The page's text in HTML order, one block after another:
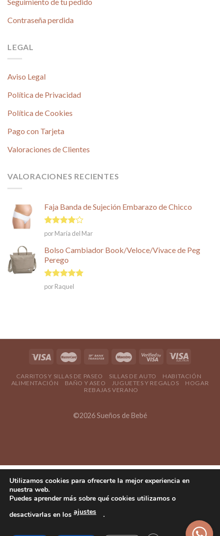
Contraseña perdida
LEGAL
Aviso Legal
Política de Privacidad
Política de Cookies
Pago con Tarjeta
Valoraciones de Clientes
VALORACIONES RECIENTES
Faja Banda de Sujeción Embarazo de Chicco
Valorado
en
5
por María del Mar
Bolso Cambiador Book/Veloce/Vivace de Peg
Perego
Valorado en
5
de 5
por Raquel
CARRITOS Y SILLAS DE PASEO SILLAS DE AUTO
HABITACIÓN
ALIMENTACIÓN
BAÑO Y ASEO JUGUETES Y REGALOS
HOGAR
REBAJAS VERANO
©2026 Sueños de Bebé
Utilizamos cookies para ofrecerte la mejor experiencia en
nuestra web.
Puedes aprender más sobre qué cookies utilizamos o
desactivarlas en los ajustes .